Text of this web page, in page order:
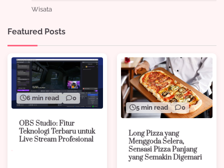
Wisata
Featured Posts
6 min read 0
OBS Studio: Fitur
Teknologi Terbaru untuk
Live Stream Profesional
5 min read 0
Long Pizza yang
Menggoda Selera,
Sensasi Pizza Panjang
yang Semakin Digemari